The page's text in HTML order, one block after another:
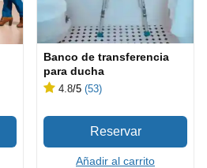
Banco de transferencia
para ducha
4.8/5 (53)
Añadir al carrito